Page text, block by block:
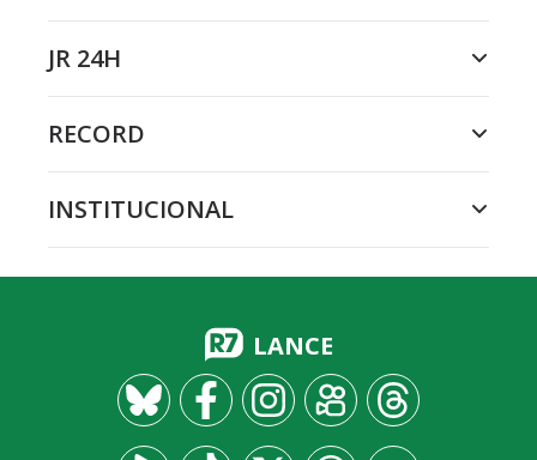
JR 24H
RECORD
INSTITUCIONAL
LANCE